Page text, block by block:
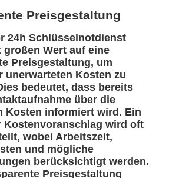
Preisgestaltung
24h Schlüsselnotdienst
großen Wert auf eine
Preisgestaltung, um
unerwarteten Kosten zu
bedeutet, dass bereits
über die
Kosten informiert wird. Ein
Kostenvoranschlag wird oft
wobei Arbeitszeit,
und mögliche
berücksichtigt werden.
Preisgestaltung